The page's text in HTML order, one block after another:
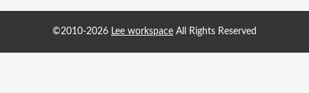
©2010-2026 Lee workspace All Rights Reserved